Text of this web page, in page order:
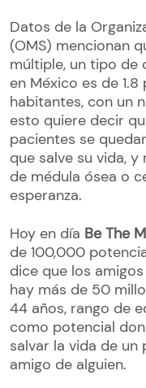
Datos de la
(OMS) mencionan
múltiple, un tipo de
en México es de
habitantes, con un
esto quiere decir
pacientes se
que salve su vida,
de médula ósea o
esperanza.
Hoy en día Be The
de 100,000
dice que los
hay más de 50
44 años, rango de
como potencial
salvar la vida de un
amigo de alguien.